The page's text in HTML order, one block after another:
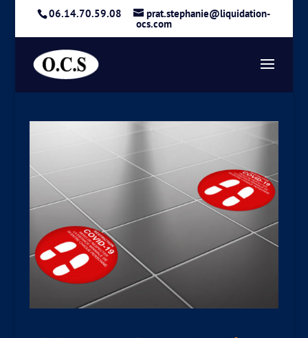
06.14.70.59.08 prat.stephanie@liquidation-
ocs.com